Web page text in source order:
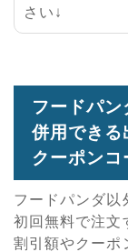
さい↓
フードパ
併用できる
クーポンコ
フードパンダ以
初回無料で注文
割引額やクーポ